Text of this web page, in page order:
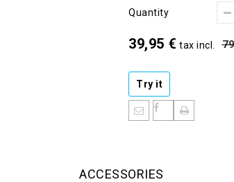
Quantity
39,95 € tax incl.
Try it
ACCESSORIES